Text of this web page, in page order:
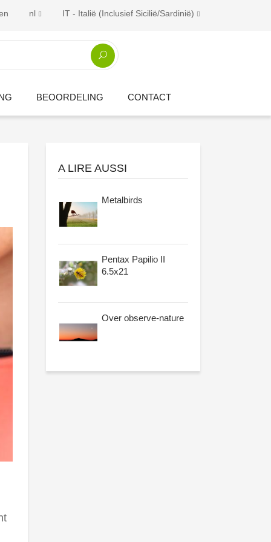
nl IT - Italië (Inclusief Sicilië/Sardinië)
BEOORDELING CONTACT
A LIRE AUSSI
Metalbirds
Pentax Papilio II
6.5x21
Over observe-nature